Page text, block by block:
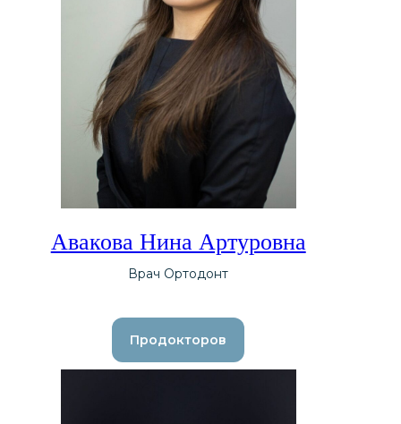
Авакова Нина Артуровна
Врач Ортодонт
Продокторов